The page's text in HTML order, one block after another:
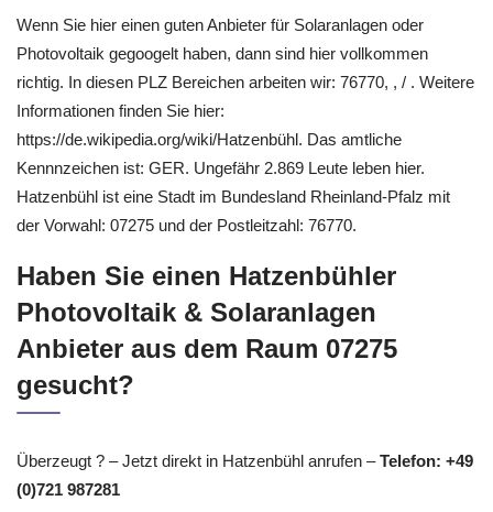
Wenn Sie hier einen guten Anbieter für Solaranlagen oder
Photovoltaik gegoogelt haben, dann sind hier vollkommen
richtig. In diesen PLZ Bereichen arbeiten wir: 76770, , / . Weitere
Informationen finden Sie hier:
https://de.wikipedia.org/wiki/Hatzenbühl. Das amtliche
Kennnzeichen ist: GER. Ungefähr 2.869 Leute leben hier.
Hatzenbühl ist eine Stadt im Bundesland Rheinland-Pfalz mit
der Vorwahl: 07275 und der Postleitzahl: 76770.
Haben Sie einen Hatzenbühler
Photovoltaik & Solaranlagen
Anbieter aus dem Raum 07275
gesucht?
Überzeugt ? – Jetzt direkt in Hatzenbühl anrufen –Telefon: +49
(0)721 987281